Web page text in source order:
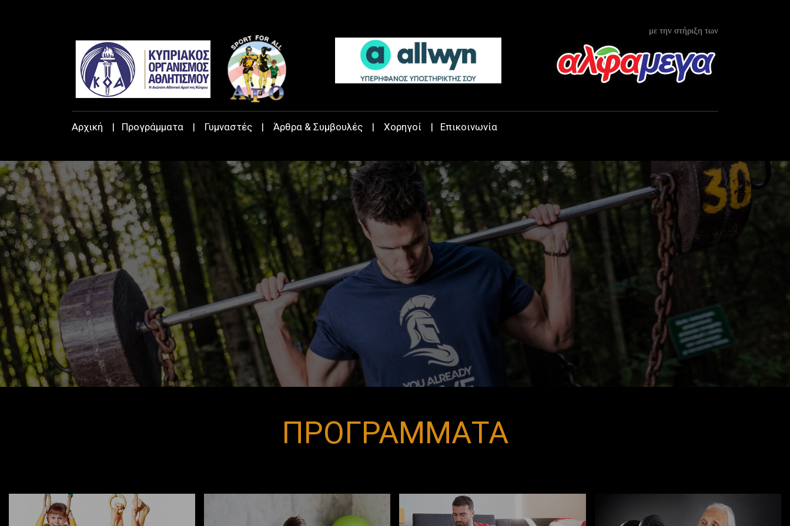
με την στήριξη των
Αρχική | Προγράμματα | Γυμναστές | Άρθρα & Συμβουλές | Χορηγοί | Επικοινωνία
ΠΡΟΓΡΑΜΜΑΤΑ